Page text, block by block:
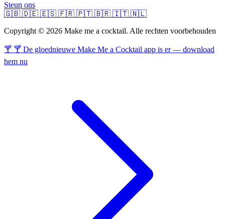
Steun ons
🇬🇧 🇩🇪 🇪🇸 🇫🇷 🇵🇹 🇧🇷 🇮🇹 🇳🇱
Copyright © 2026 Make me a cocktail. Alle rechten voorbehouden
🍸 🍸 De gloednieuwe Make Me a Cocktail app is er — download
hem nu